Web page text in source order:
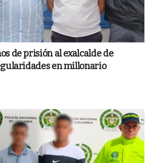
de prisión al exalcalde de
en millonario